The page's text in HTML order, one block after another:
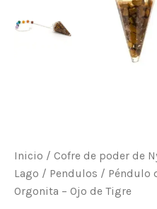
Inicio / Cofre de poder de
Lago / Pendulos / Péndulo
Orgonita – Ojo de Tigre
Tigre
cantidad